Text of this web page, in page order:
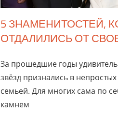
5 ЗНАМЕНИТОСТЕЙ,
ОТДАЛИЛИСЬ ОТ
За прошедшие годы
звёзд признались в
семьей. Для многих сама по
камнем